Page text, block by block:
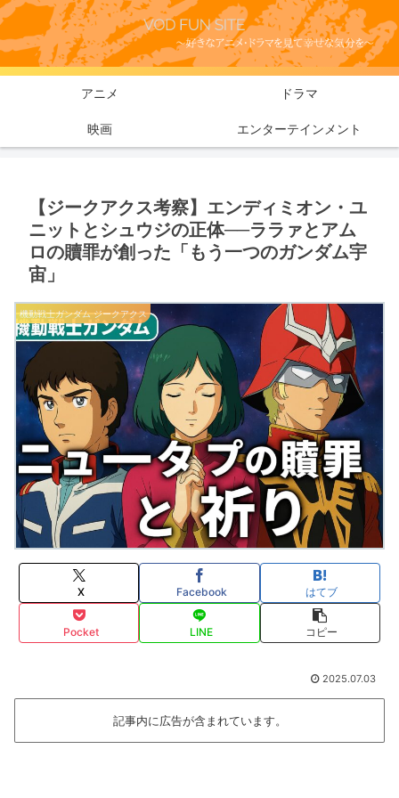
アニメ ドラマ
映画 エンターテインメント
【ジークアクス考察】エンディミオン・ユ
ニットとシュウジの正体──ララァとアム
ロの贖罪が創った「もう一つのガンダム宇
宙」
機動戦士ガンダム ジークアクス
X Facebook はてブ
Pocket LINE コピー
2025.07.03
記事内に広告が含まれています。